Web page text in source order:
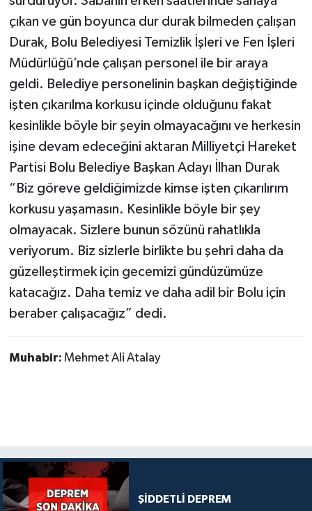
çıkan ve gün boyunca dur durak bilmeden çalışan
Durak, Bolu Belediyesi Temizlik İşleri ve Fen İşleri
Müdürlüğü’nde çalışan personel ile bir araya
geldi. Belediye personelinin başkan değiştiğinde
işten çıkarılma korkusu içinde olduğunu fakat
kesinlikle böyle bir şeyin olmayacağını ve herkesin
işine devam edeceğini aktaran Milliyetçi Hareket
Partisi Bolu Belediye Başkan Adayı İlhan Durak
“Biz göreve geldiğimizde kimse işten çıkarılırım
korkusu yaşamasın. Kesinlikle böyle bir şey
olmayacak. Sizlere bunun sözünü rahatlıkla
veriyorum. Biz sizlerle birlikte bu şehri daha da
güzelleştirmek için gecemizi gündüzümüze
katacağız. Daha temiz ve daha adil bir Bolu için
beraber çalışacağız” dedi.
Muhabir: Mehmet Ali Atalay
ŞİDDETLİ DEPREM